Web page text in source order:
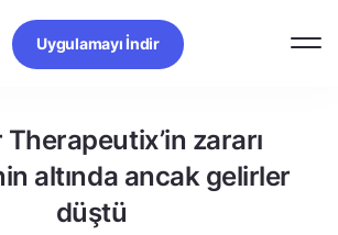
Uygulamayı İndir
zararı
altında ancak gelirler
düştü